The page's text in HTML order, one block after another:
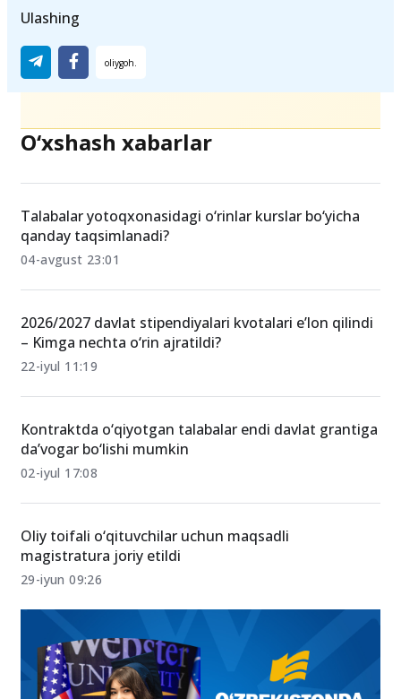
Ulashing
O‘xshash xabarlar
qanday taqsimlanadi?
04-avgust 23:01
– Kimga nechta o‘rin ajratildi?
22-iyul 11:19
da’vogar bo‘lishi mumkin
02-iyul 17:08
29-iyun 09:26